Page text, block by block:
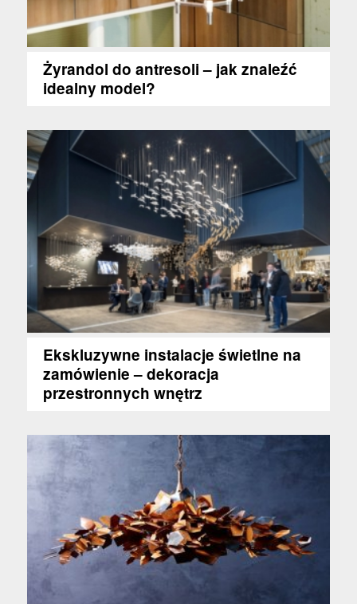
Żyrandol do antresoli – jak znaleźć
idealny model?
Ekskluzywne instalacje świetlne na
zamówienie – dekoracja
przestronnych wnętrz